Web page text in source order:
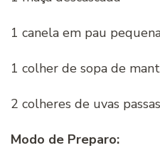
1 canela em pau
1 colher de sopa de
2 colheres de uvas
Modo de Preparo: